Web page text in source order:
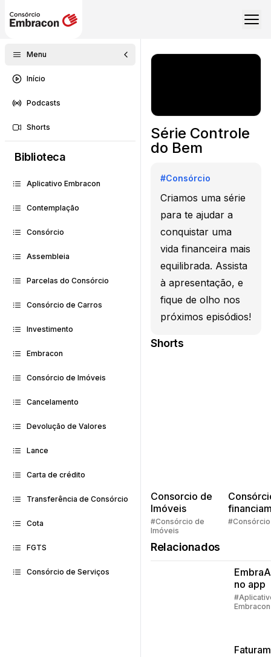
Menu
Início
Podcasts
Shorts
Biblioteca
Aplicativo Embracon
Contemplação
Consórcio
Assembleia
Parcelas do Consórcio
Consórcio de Carros
Investimento
Embracon
Consórcio de Imóveis
Cancelamento
Devolução de Valores
Lance
Carta de crédito
Transferência de Consórcio
Cota
FGTS
Consórcio de Serviços
Série Controle
do Bem
#Consórcio
Criamos uma série
para te ajudar a
conquistar uma
vida financeira mais
equilibrada. Assista
à apresentação, e
fique de olho nos
próximos episódios!
Shorts
Consorcio de
Imóveis
#Consórcio de
Imóveis
Quem
#Consórcio
Relacionados
no app
Embracon